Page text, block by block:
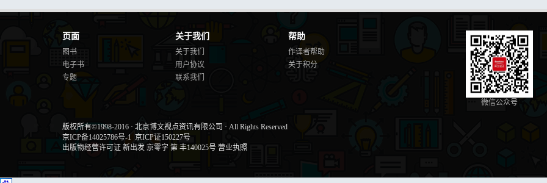
页面
图书
电子书
专题
关于我们
关于我们
用户协议
联系我们
帮助
作译者帮助
关于积分
微信公众号
版权所有©1998-2016 · 北京博文视点资讯有限公司 · All Rights Reserved
京ICP备14025786号-1 京ICP证150227号
出版物经营许可证 新出发 京零字 第 丰140025号 营业执照